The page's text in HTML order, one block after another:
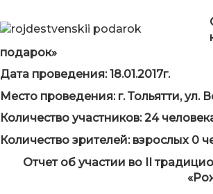
подарок»
Дата проведения: 18.01.2017г.
Место проведения: г. Тольятти, ул.
Количество участников: 24
Количество зрителей: взрослых 0
Отчет об участии во II